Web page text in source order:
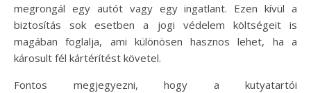
megrongál egy autót vagy egy ingatlant. Ezen kívül a
biztosítás sok esetben a jogi védelem költségeit is
magában foglalja, ami különösen hasznos lehet, ha a
károsult fél kártérítést követel.
Fontos megjegyezni, hogy a kutyatartói